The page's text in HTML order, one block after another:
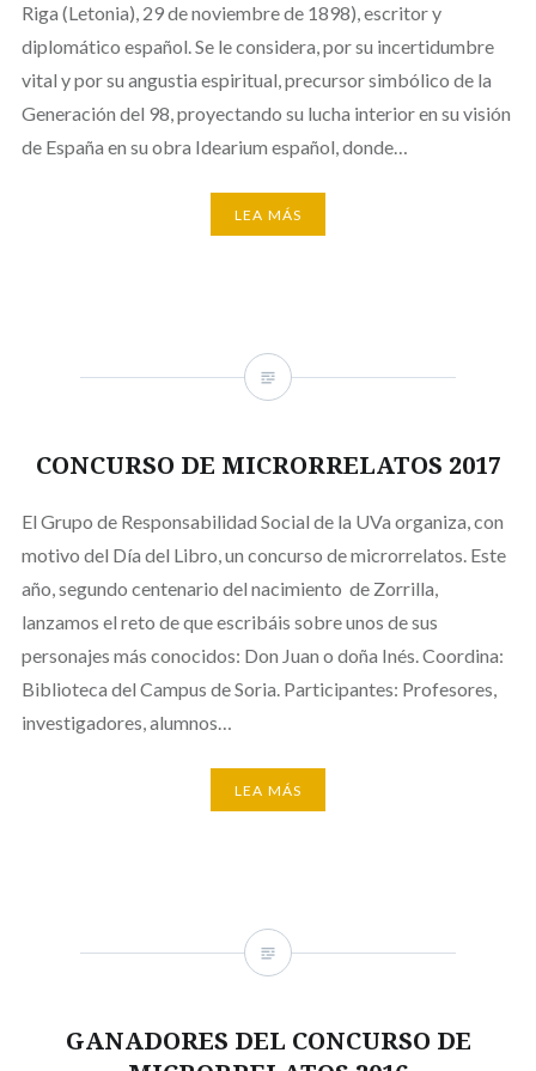
Riga (Letonia), 29 de noviembre de 1898), escritor y
diplomático español. Se le considera, por su incertidumbre
vital y por su angustia espiritual, precursor simbólico de la
Generación del 98, proyectando su lucha interior en su visión
de España en su obra Idearium español, donde…
LEA MÁS
CONCURSO DE MICRORRELATOS 2017
El Grupo de Responsabilidad Social de la UVa organiza, con
motivo del Día del Libro, un concurso de microrrelatos. Este
año, segundo centenario del nacimiento de Zorrilla,
lanzamos el reto de que escribáis sobre unos de sus
personajes más conocidos: Don Juan o doña Inés. Coordina:
Biblioteca del Campus de Soria. Participantes: Profesores,
investigadores, alumnos…
LEA MÁS
GANADORES DEL CONCURSO DE